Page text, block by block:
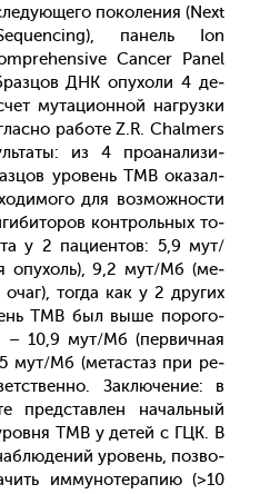
по­коле­ния (Next
па­нель Ion
Cancer Panel
ДНК опу­холи 4 де­
му­таци­он­ной наг­рузки
ра­боте Z.R. Chalmers
из 4 про­ана­лизи­
уро­вень TMB ока­зал­
для воз­можнос­ти
кон­троль­ных то­
у 2 па­ци­ен­тов: 5,9 мут/
опу­холь), 9,2 мут/Мб (ме­
очаг), тог­да как у 2 дру­гих
TMB был вы­ше по­рого­
– 10,9 мут/Мб (пер­вичная
мут/Мб (ме­тас­таз при ре­
Зак­лю­чение: в
пред­став­лен на­чаль­ный
TMB у де­тей с ГЦК. В
уро­вень, поз­во­
им­му­ноте­рапию (>10